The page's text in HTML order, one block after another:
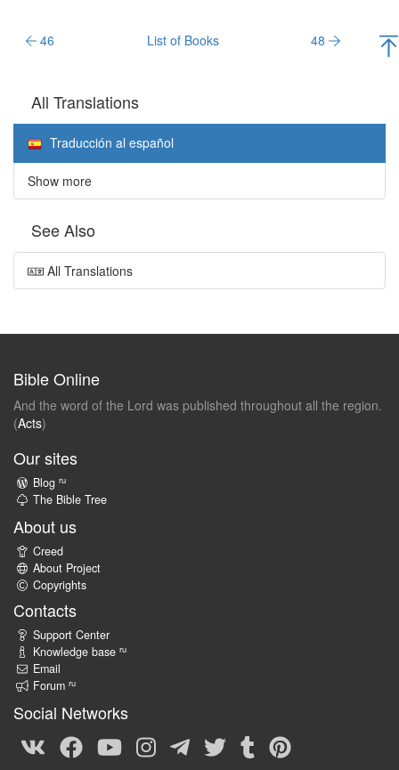
46 List of Books 48
All Translations
Traducción al español
Show more
See Also
All Translations
Bible Online
And the word of the Lord was published throughout all the region.
(Acts)
Our sites
Blog ru
The Bible Tree
About us
Creed
About Project
Copyrights
Contacts
Support Center
Knowledge base ru
Email
Forum ru
Social Networks